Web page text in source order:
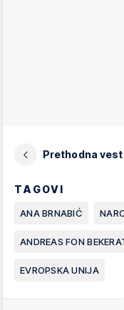
Prethodna vest
TAGOVI
ANA BRNABIĆ
ANDREAS FON
EVROPSKA UNIJA